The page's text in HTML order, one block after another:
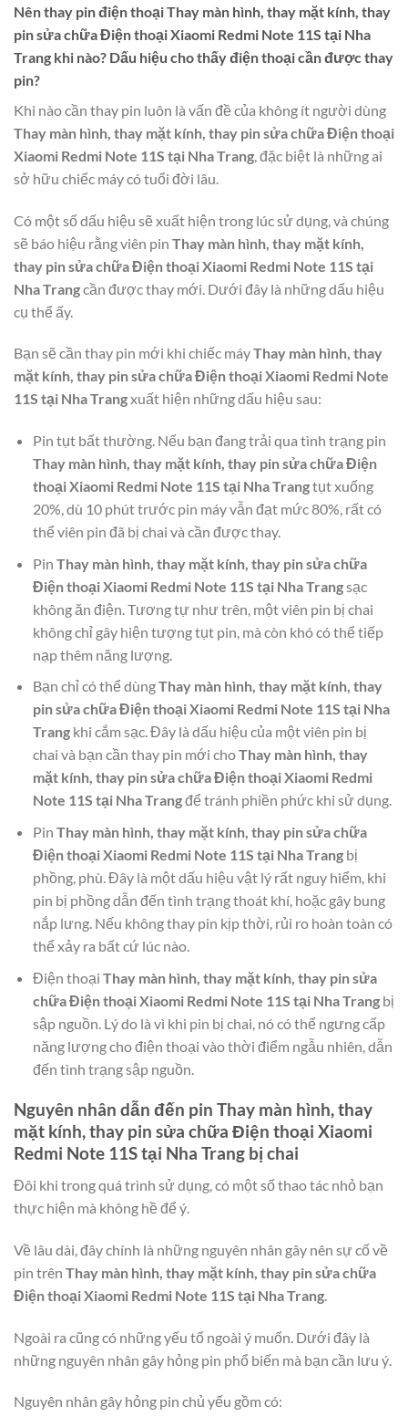
Nên thay pin điện thoạiThay màn hình, thay mặt kính, thay
pin sửa chữa Điện thoại Xiaomi Redmi Note 11S tại Nha
Trang khi nào? Dấu hiệu cho thấy điện thoại cần được thay
pin?
Khi nào cần thay pin luôn là vấn đề của không ít người dùng
Thay màn hình, thay mặt kính, thay pin sửa chữa Điện thoại
Xiaomi Redmi Note 11S tại Nha Trang, đặc biệt là những ai
sở hữu chiếc máy có tuổi đời lâu.
Có một số dấu hiệu sẽ xuất hiện trong lúc sử dụng, và chúng
sẽ báo hiệu rằng viên pin Thay màn hình, thay mặt kính,
thay pin sửa chữa Điện thoại Xiaomi Redmi Note 11S tại
Nha Trangcần được thay mới. Dưới đây là những dấu hiệu
cụ thể ấy.
Bạn sẽ cần thay pin mới khi chiếc máyThay màn hình, thay
mặt kính, thay pin sửa chữa Điện thoại Xiaomi Redmi Note
11S tại Nha Trangxuất hiện những dấu hiệu sau:
Pin tụt bất thường. Nếu bạn đang trải qua tình trạng pin
Thay màn hình, thay mặt kính, thay pin sửa chữa Điện
thoại Xiaomi Redmi Note 11S tại Nha Trangtụt xuống
20%, dù 10 phút trước pin máy vẫn đạt mức 80%, rất có
thể viên pin đã bị chai và cần được thay.
Pin Thay màn hình, thay mặt kính, thay pin sửa chữa
Điện thoại Xiaomi Redmi Note 11S tại Nha Trangsạc
không ăn điện. Tương tự như trên, một viên pin bị chai
không chỉ gây hiện tượng tụt pin, mà còn khó có thể tiếp
nạp thêm năng lượng.
Bạn chỉ có thể dùngThay màn hình, thay mặt kính, thay
pin sửa chữa Điện thoại Xiaomi Redmi Note 11S tại Nha
Trangkhi cắm sạc. Đây là dấu hiệu của một viên pin bị
chai và bạn cần thay pin mới choThay màn hình, thay
mặt kính, thay pin sửa chữa Điện thoại Xiaomi Redmi
Note 11S tại Nha Trangđể tránh phiền phức khi sử dụng.
Pin Thay màn hình, thay mặt kính, thay pin sửa chữa
Điện thoại Xiaomi Redmi Note 11S tại Nha Trangbị
phồng, phù. Đây là một dấu hiệu vật lý rất nguy hiểm, khi
pin bị phồng dẫn đến tình trạng thoát khí, hoặc gây bung
nắp lưng. Nếu không thay pin kịp thời, rủi ro hoàn toàn có
thể xảy ra bất cứ lúc nào.
Điện thoại Thay màn hình, thay mặt kính, thay pin sửa
chữa Điện thoại Xiaomi Redmi Note 11S tại Nha Trangbị
sập nguồn. Lý do là vì khi pin bị chai, nó có thể ngưng cấp
năng lượng cho điện thoại vào thời điểm ngẫu nhiên, dẫn
đến tình trạng sập nguồn.
Nguyên nhân dẫn đến pin Thay màn hình, thay
mặt kính, thay pin sửa chữa Điện thoại Xiaomi
Redmi Note 11S tại Nha Trang bị chai
Đôi khi trong quá trình sử dụng, có một số thao tác nhỏ bạn
thực hiện mà không hề để ý.
Về lâu dài, đây chính là những nguyên nhân gây nên sự cố về
pin trên Thay màn hình, thay mặt kính, thay pin sửa chữa
Điện thoại Xiaomi Redmi Note 11S tại Nha Trang.
Ngoài ra cũng có những yếu tố ngoài ý muốn. Dưới đây là
những nguyên nhân gây hỏng pin phổ biến mà bạn cần lưu ý.
Nguyên nhân gây hỏng pin chủ yếu gồm có: